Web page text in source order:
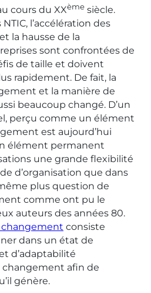
cours du XXème siècle.
l’accélération des
la hausse de la
sont confrontées de
de taille et doivent
rapidement. De fait, la
et la manière de
beaucoup changé. D’un
perçu comme un élément
est aujourd’hui
élément permanent
une grande flexibilité
d’organisation que dans
plus question de
comme ont pu le
auteurs des années 80.
consiste
dans un état de
d’adaptabilité
afin de
génère.